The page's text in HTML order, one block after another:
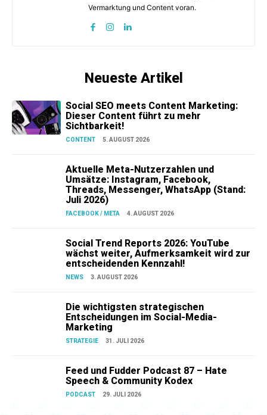
Vermarktung und Content voran.
Neueste Artikel
Social SEO meets Content Marketing:
Dieser Content führt zu mehr
Sichtbarkeit!
CONTENT 5. AUGUST 2026
Aktuelle Meta-Nutzerzahlen und
Umsätze: Instagram, Facebook,
Threads, Messenger, WhatsApp (Stand:
Juli 2026)
FACEBOOK / META 4. AUGUST 2026
Social Trend Reports 2026: YouTube
wächst weiter, Aufmerksamkeit wird zur
entscheidenden Kennzahl!
NEWS 3. AUGUST 2026
Die wichtigsten strategischen
Entscheidungen im Social-Media-
Marketing
STRATEGIE 31. JULI 2026
Feed und Fudder Podcast 87 – Hate
Speech & Community Kodex
PODCAST 29. JULI 2026